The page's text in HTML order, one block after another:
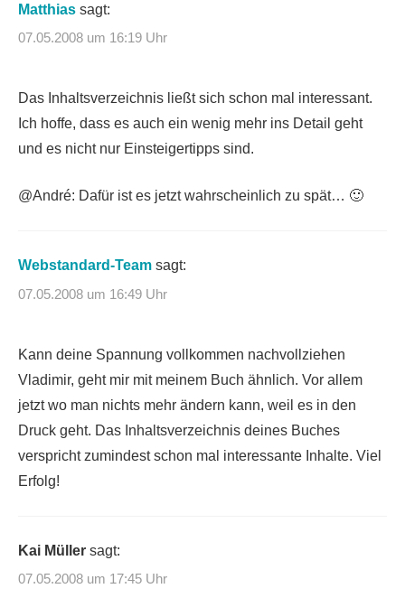
Matthias sagt:
07.05.2008 um 16:19 Uhr
Das Inhaltsverzeichnis ließt sich schon mal interessant.
Ich hoffe, dass es auch ein wenig mehr ins Detail geht
und es nicht nur Einsteigertipps sind.
@André: Dafür ist es jetzt wahrscheinlich zu spät… 🙂
Webstandard-Team sagt:
07.05.2008 um 16:49 Uhr
Kann deine Spannung vollkommen nachvollziehen
Vladimir, geht mir mit meinem Buch ähnlich. Vor allem
jetzt wo man nichts mehr ändern kann, weil es in den
Druck geht. Das Inhaltsverzeichnis deines Buches
verspricht zumindest schon mal interessante Inhalte. Viel
Erfolg!
Kai Müller sagt:
07.05.2008 um 17:45 Uhr